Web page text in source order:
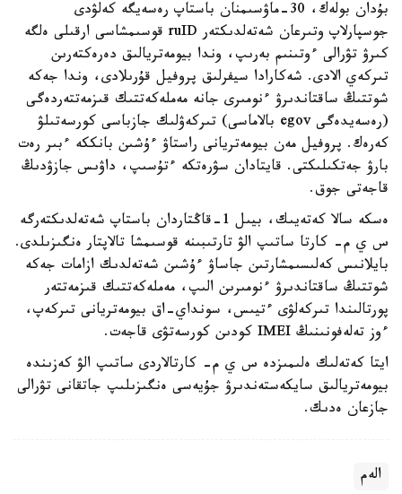
بۇدان بولەك، 30-ماۋسىمنان باستاپ رەسەيگە كەلۋدى
جوسپارلاپ وتىرعان شەتەلدىكتەر ruID قوسىمشاسى ارقىلى ەلگە
كىرۋ تۋرالى ءوتىنىم بەرىپ، وندا بيومەتريالىق دەرەكتەرىن
تىركەي الادى. شەكارادا سيفرلىق پروفيل قۇرىلادى، وندا جەكە
شوتتىڭ ساقتاندىرۋ ءنومىرى جانە مەملەكەتتىك قىزمەتتەردەگى
(رەسەيدەگى egov بالاماسى) تىركەۋلىك جازباسى كورسەتىلۋ
كەرەك. پروفيل مەن بيومەتريانى راستاۋ ءۇشىن بانككە ءبىر رەت
بارۋ جەتكىلىكتى. قايتادان سۋرەتكە ءتۇسىپ، داۋىس جازۋدىڭ
قاجەتى جوق.
ەسكە سالا كەتەيىك، بيىل 1-قاڭتاردان باستاپ شەتەلدىكتەرگە
س ي م- كارتا ساتىپ الۋ تارتىبىنە قوسىمشا تالاپتار ەنگىزىلدى.
بايلانىس كەلىسىمشارتىن جاساۋ ءۇشىن شەتەلدىك ازامات جەكە
شوتتىڭ ساقتاندىرۋ ءنومىرىن الىپ، مەملەكەتتىك قىزمەتتەر
پورتالىندا تىركەلۋى ءتيىس، سونداي-اق بيومەتريانى تىركەپ،
ءوز تەلەفونىنىڭ IMEI كودىن كورسەتۋى قاجەت.
ايتا كەتەلىك ەلىمىزدە س ي م- كارتالاردى ساتىپ الۋ كەزىندە
بيومەتريالىق سايكەستەندىرۋ جۇيەسى ەنگىزىلىپ جاتقانى تۋرالى
جازعان ەدىك.
الەم